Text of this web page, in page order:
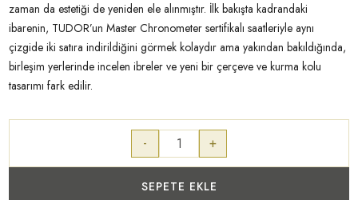
zaman da estetiği de yeniden ele alınmıştır. İlk bakışta kadrandaki
ibarenin, TUDOR’un Master Chronometer sertifikalı saatleriyle aynı
çizgide iki satıra indirildiğini görmek kolaydır ama yakından bakıldığında,
birleşim yerlerinde incelen ibreler ve yeni bir çerçeve ve kurma kolu
tasarımı fark edilir.
- +
SEPETE EKLE